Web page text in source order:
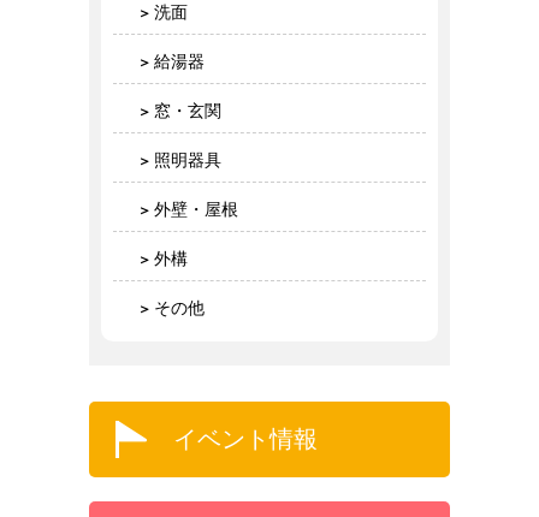
洗面
給湯器
窓・玄関
照明器具
外壁・屋根
外構
その他
イベント情報